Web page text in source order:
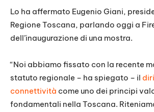
Lo ha affermato Eugenio Giani,
Regione Toscana, parlando oggi a
dell’inaugurazione di una mostra.
“Noi abbiamo fissato con la recente
statuto regionale – ha spiegato – il
connettività come uno dei principi
fondamentali nella Toscana.